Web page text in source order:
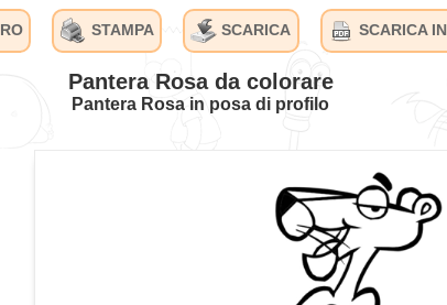
STAMPA SCARICA SCARICA
Pantera Rosa da colorare
Pantera Rosa in posa di profilo